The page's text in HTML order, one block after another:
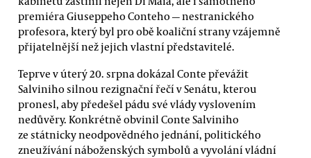
premiéra Giuseppeho Conteho — nestranického
profesora, který byl pro obě koaliční strany vzájemně
přijatelnější než jejich vlastní představitelé.
Teprve v úterý 20. srpna dokázal Conte převážit
Salviniho silnou rezignační řečí v Senátu, kterou
pronesl, aby předešel pádu své vlády vyslovením
nedůvěry. Konkrétně obvinil Conte Salviniho
ze státnicky neodpovědného jednání, politického
zneužívání náboženských symbolů a vyvolání vládní